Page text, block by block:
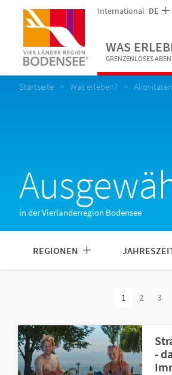
International DE
WAS
GRENZENLOSES
Startseite Was erleben? Aktivitäten
in der Vierländerregion Bodensee
REGIONEN
1 2 3
-